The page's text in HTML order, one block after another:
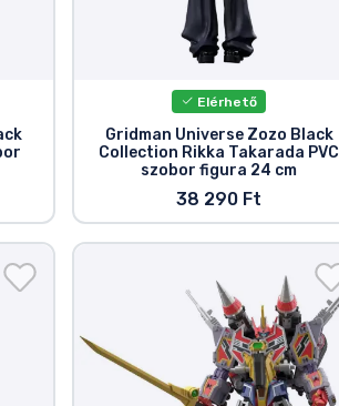
Elérhető
Gridman Universe Zozo Black
Collection Rikka Takarada PVC
szobor figura 24 cm
38 290 Ft